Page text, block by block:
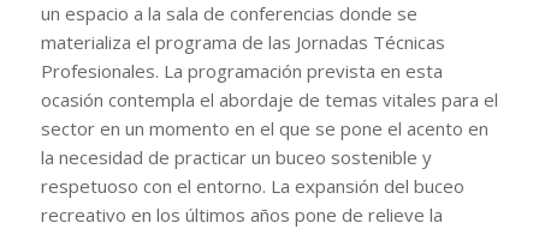
un espacio a la sala de conferencias donde se
materializa el programa de las Jornadas Técnicas
Profesionales. La programación prevista en esta
ocasión contempla el abordaje de temas vitales para el
sector en un momento en el que se pone el acento en
la necesidad de practicar un buceo sostenible y
respetuoso con el entorno. La expansión del buceo
recreativo en los últimos años pone de relieve la